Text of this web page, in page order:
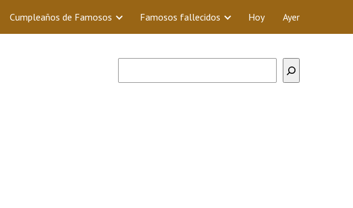
Cumpleaños de Famosos Famosos fallecidos Hoy Ayer